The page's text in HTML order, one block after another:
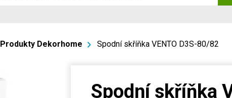
Produkty Dekorhome Spodní skříňka VENTO D3S-80/82
Spodní skříňka